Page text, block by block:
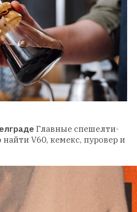
Главные спешелти-
V60, кемекс, пуровер и